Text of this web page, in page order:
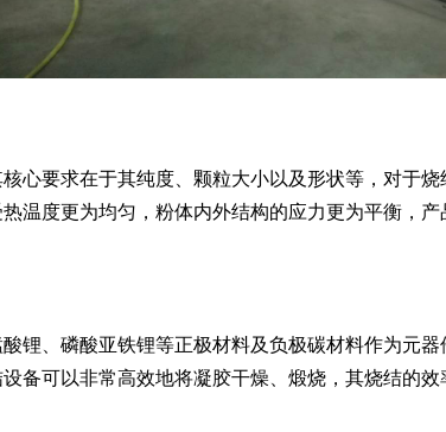
要求在于其纯度、颗粒大小以及形状等，对于
温度更为均匀，粉体内外结构的应力更为平衡，
、磷酸亚铁锂等正极材料及负极碳材料作为元
备可以非常高效地将凝胶干燥、煅烧，其烧结的